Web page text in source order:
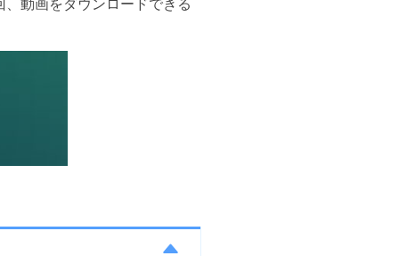
動画をダウンロードできる